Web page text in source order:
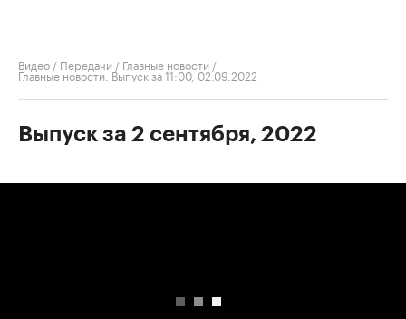
Видео / Передачи / Главные новости /
Главные новости. Выпуск за 11:00, 02.09.2022
Выпуск за 2 сентября, 2022